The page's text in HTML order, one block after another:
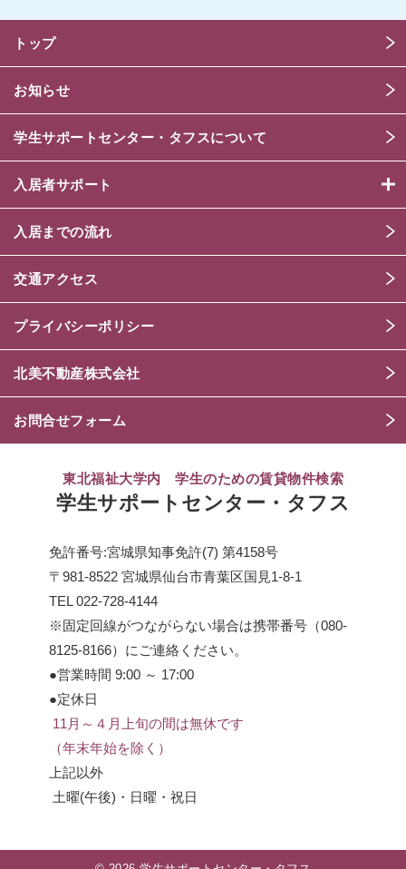
トップ
お知らせ
学生サポートセンター・タフスについて
入居者サポート
入居までの流れ
交通アクセス
プライバシーポリシー
北美不動産株式会社
お問合せフォーム
東北福祉大学内 学生のための賃貸物件検索
学生サポートセンター・タフス
免許番号:宮城県知事免許(7) 第4158号
〒981-8522 宮城県仙台市青葉区国見1-8-1
TEL022-728-4144
※固定回線がつながらない場合は携帯番号（080-
8125-8166）にご連絡ください。
●営業時間 9:00 ～ 17:00
●定休日
11月～４月上旬の間は無休です
（年末年始を除く）
上記以外
土曜(午後)・日曜・祝日